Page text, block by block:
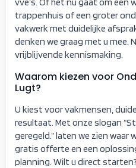
trappenhuis of een groter
vakwerk met duidelijke
denken we graag met u mee.
vrijblijvende kennismaking.
Waarom kiezen voor
Lugt?
U kiest voor vakmensen,
resultaat. Met onze slogan
geregeld.” laten we zien waar
gratis offerte en een
planning. Wilt u direct